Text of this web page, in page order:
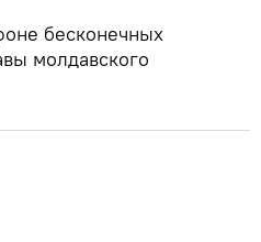
бесконечных
молдавского